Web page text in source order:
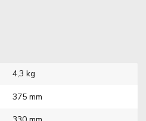
4,3 kg
375 mm